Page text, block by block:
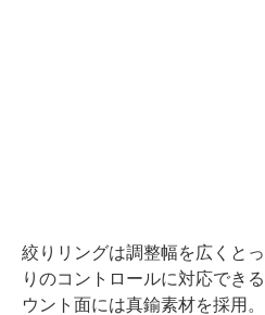
絞りリングは調整幅を広くと
りのコントロールに対応でき
ウント面には真鍮素材を採用